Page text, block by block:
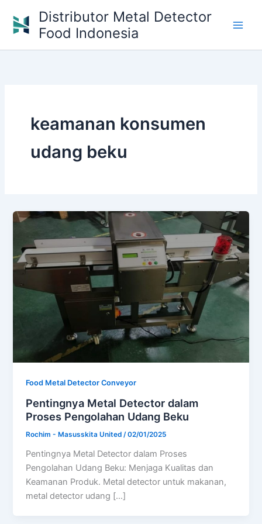
content
Distributor Metal Detector
Food Indonesia
keamanan konsumen
udang beku
Food Metal Detector Conveyor
Pentingnya Metal Detector dalam
Proses Pengolahan Udang Beku
Rochim - Masusskita United/02/01/2025
Pentingnya Metal Detector dalam Proses
Pengolahan Udang Beku: Menjaga Kualitas dan
Keamanan Produk. Metal detector untuk makanan,
metal detector udang […]